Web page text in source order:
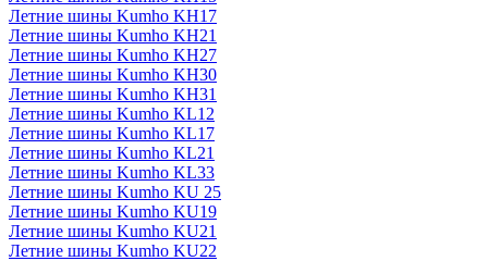
Летние шины Kumho KH17
Летние шины Kumho KH21
Летние шины Kumho KH27
Летние шины Kumho KH30
Летние шины Kumho KH31
Летние шины Kumho KL12
Летние шины Kumho KL17
Летние шины Kumho KL21
Летние шины Kumho KL33
Летние шины Kumho KU 25
Летние шины Kumho KU19
Летние шины Kumho KU21
Летние шины Kumho KU22